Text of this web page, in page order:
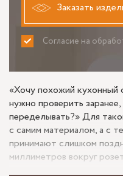
Заказать
Согласие на
ПРИНИМАЮ
«Хочу похожий кухонный
нужно проверить
переделывать?» Для
с самим материалом, а с
принимают слишком
миллиметров вокруг